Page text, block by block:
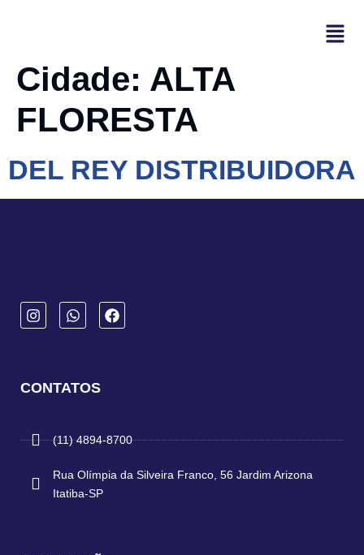
Cidade: ALTA
FLORESTA
DEL REY DISTRIBUIDORA
CONTATOS
(11) 4894-8700
Rua Olímpia da Silveira Franco, 56 Jardim Arizona
Itatiba-SP